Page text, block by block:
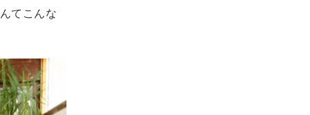
てこんな